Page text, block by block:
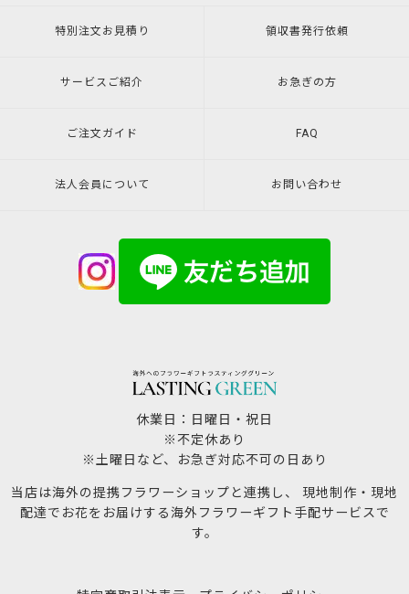
特別注文 お見積り 領収書発行依頼
サービスご紹介 お急ぎの方
ご注文ガイド FAQ
法人会員について お問い合わせ
休業日：日曜日・祝日
※不定休あり
※土曜日など、お急ぎ対応不可の日あり
当店は海外の提携フラワーショップと連携し、 現地制作・現地
配達でお花をお届けする海外フラワーギフト手配サービスで
す。